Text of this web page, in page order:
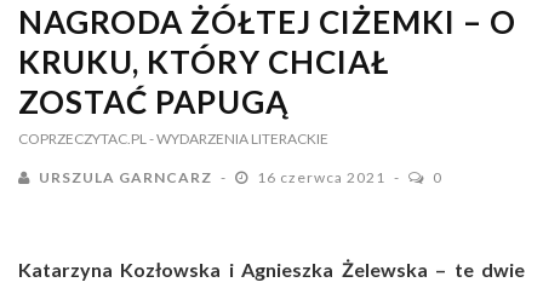
NAGRODA ŻÓŁTEJ CIŻEMKI – O
KRUKU, KTÓRY CHCIAŁ
ZOSTAĆ PAPUGĄ
COPRZECZYTAC.PL - WYDARZENIA LITERACKIE
URSZULA GARNCARZ 16 czerwca 2021 0
Katarzyna Kozłowska i Agnieszka Żelewska – te dwie